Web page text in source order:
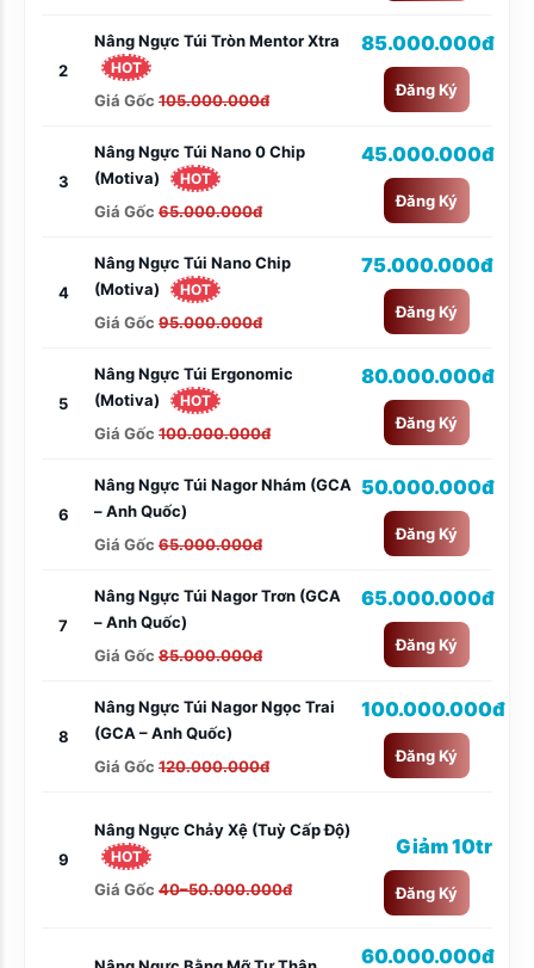
2
Nâng Ngực Túi Tròn Mentor Xtra
HOT
Giá Gốc 105.000.000đ
85.000.000đ
Đăng Ký
3
Nâng Ngực Túi Nano 0 Chip
(Motiva)
HOT
Giá Gốc 65.000.000đ
45.000.000đ
Đăng Ký
4
Nâng Ngực Túi Nano Chip
(Motiva)
HOT
Giá Gốc 95.000.000đ
75.000.000đ
Đăng Ký
5
Nâng Ngực Túi Ergonomic
(Motiva)
HOT
Giá Gốc 100.000.000đ
80.000.000đ
Đăng Ký
6
Nâng Ngực Túi Nagor Nhám (GCA
– Anh Quốc)
Giá Gốc 65.000.000đ
50.000.000đ
Đăng Ký
7
Nâng Ngực Túi Nagor Trơn (GCA
– Anh Quốc)
Giá Gốc 85.000.000đ
65.000.000đ
Đăng Ký
8
Nâng Ngực Túi Nagor Ngọc Trai
(GCA – Anh Quốc)
Giá Gốc 120.000.000đ
100.000.000đ
Đăng Ký
9
Nâng Ngực Chảy Xệ (tuỳ Cấp Độ)
HOT
Giá Gốc 40–50.000.000đ
Giảm 10tr
Đăng Ký
60.000.000đ